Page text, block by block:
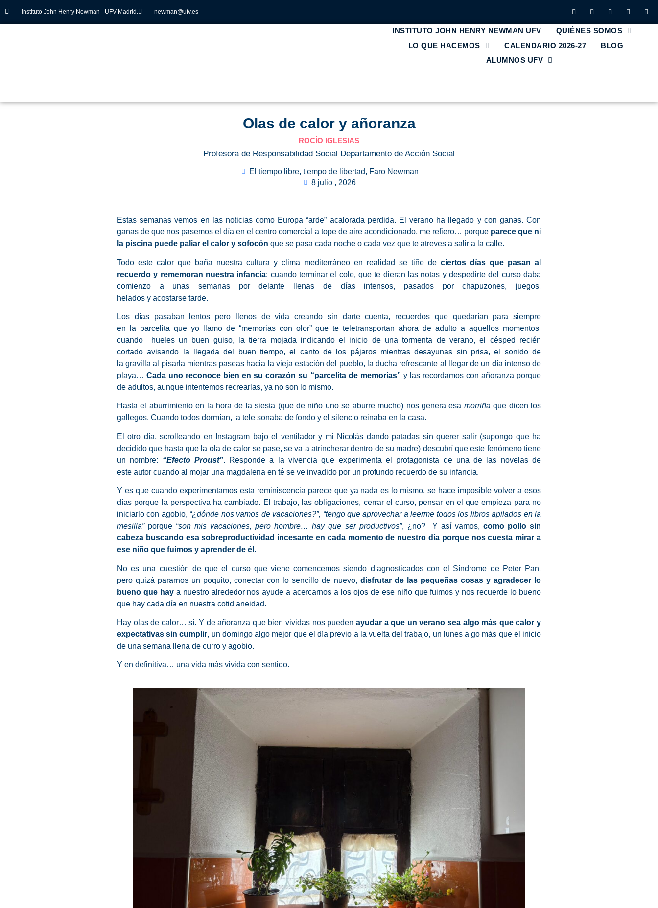
Instituto John Henry Newman - UFV Madrid. newman@ufv.es
INSTITUTO JOHN HENRY NEWMAN UFV
QUIÉNES SOMOS
LO QUE HACEMOS
CALENDARIO 2026-27
BLOG
ALUMNOS UFV
Olas de calor y añoranza
ROCÍO IGLESIAS
Profesora de Responsabilidad Social Departamento de Acción Social
El tiempo libre, tiempo de libertad, Faro Newman
8 julio , 2026
Estas semanas vemos en las noticias como Europa “arde” acalorada perdida. El verano ha llegado y con ganas. Con
ganas de que nos pasemos el día en el centro comercial a tope de aire acondicionado, me refiero… porque parece que ni
la piscina puede paliar el calor y sofocón que se pasa cada noche o cada vez que te atreves a salir a la calle.
Todo este calor que baña nuestra cultura y clima mediterráneo en realidad se tiñe de ciertos días que pasan al
recuerdo y rememoran nuestra infancia: cuando terminar el cole, que te dieran las notas y despedirte del curso daba
comienzo a unas semanas por delante llenas de días intensos, pasados por chapuzones, juegos,
helados y acostarse tarde.
Los días pasaban lentos pero llenos de vida creando sin darte cuenta, recuerdos que quedarían para siempre
en la parcelita que yo llamo de “memorias con olor” que te teletransportan ahora de adulto a aquellos momentos:
cuando hueles un buen guiso, la tierra mojada indicando el inicio de una tormenta de verano, el césped recién
cortado avisando la llegada del buen tiempo, el canto de los pájaros mientras desayunas sin prisa, el sonido de
la gravilla al pisarla mientras paseas hacia la vieja estación del pueblo, la ducha refrescante al llegar de un día intenso de
playa…Cada uno reconoce bien en su corazón su “parcelita de memorias” y las recordamos con añoranza porque
de adultos, aunque intentemos recrearlas, ya no son lo mismo.
Hasta el aburrimiento en la hora de la siesta (que de niño uno se aburre mucho) nos genera esa morriña que dicen los
gallegos. Cuando todos dormían, la tele sonaba de fondo y el silencio reinaba en la casa.
El otro día, scrolleando en Instagram bajo el ventilador y mi Nicolás dando patadas sin querer salir (supongo que ha
decidido que hasta que la ola de calor se pase, se va a atrincherar dentro de su madre) descubrí que este fenómeno tiene
un nombre: “Efecto Proust”. Responde a la vivencia que experimenta el protagonista de una de las novelas de
este autor cuando al mojar una magdalena en té se ve invadido por un profundo recuerdo de su infancia.
Y es que cuando experimentamos esta reminiscencia parece que ya nada es lo mismo, se hace imposible volver a esos
días porque la perspectiva ha cambiado. El trabajo, las obligaciones, cerrar el curso, pensar en el que empieza para no
iniciarlo con agobio, “¿dónde nos vamos de vacaciones?”, “tengo que aprovechar a leerme todos los libros apilados en la
mesilla”porque “son mis vacaciones, pero hombre… hay que ser productivos”, ¿no? Y así vamos, como pollo sin
cabeza buscando esa sobreproductividad incesante en cada momento de nuestro día porque nos cuesta mirar a
ese niño que fuimos y aprender de él.
No es una cuestión de que el curso que viene comencemos siendo diagnosticados con el Síndrome de Peter Pan,
pero quizá pararnos un poquito, conectar con lo sencillo de nuevo, disfrutar de las pequeñas cosas y agradecer lo
bueno que haya nuestro alrededor nos ayude a acercarnos a los ojos de ese niño que fuimos y nos recuerde lo bueno
que hay cada día en nuestra cotidianeidad.
Hay olas de calor… sí. Y de añoranza que bien vividas nos pueden ayudar a que un verano sea algo más que calor y
expectativas sin cumplir, un domingo algo mejor que el día previo a la vuelta del trabajo, un lunes algo más que el inicio
de una semana llena de curro y agobio.
Y en definitiva… una vida más vivida con sentido.